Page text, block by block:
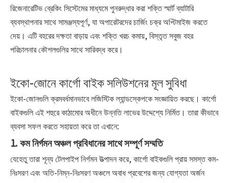
রিজেনারেটিভ ব্রেকিং সিস্টেমের মাধ্যমে পুনরুদ্ধার করা শক্তি স্মার্ট ব্যাটারি
ব্যবস্থাপনার সাথে সামঞ্জস্যপূর্ণ, যা অপারেটরদের চার্জিং চক্র অপ্টিমাইজ করতে
দেয়। এটি বহরের দক্ষতা বাড়ায় এবং শক্তি খরচ কমায়, বিস্তৃত সবুজ বহর
পরিচালনার কৌশলগুলির সাথে সারিবদ্ধ করে।
ইকো-জোনে কার্গো বাইক সলিউশনের মূল সুবিধা
ইকো-জোনগুলি ক্রমবর্ধমানভাবে লজিস্টিক ল্যান্ডস্কেপকে সংজ্ঞায়িত করছে। কার্গো
বাইকগুলি এই শহুরে কাঠামোর অধীনে উন্নতি লাভের উদ্দেশ্যে নির্মিত। তারা কীভাবে
ব্যবসা সফল করতে সহায়তা করে তা এখানে:
1. কম নির্গমন অঞ্চল প্রবিধানের সাথে সম্পূর্ণ সম্মতি
যেহেতু তারা শূন্য টেলপাইপ নির্গমন উত্পাদন করে, কার্গো বাইকগুলি প্রায় সমস্ত কম-
নিঃসরণ এবং অতি-নিম্ন-নিঃসরণ অঞ্চলে অবাধ প্রবেশের জন্য যোগ্যতা অর্জন